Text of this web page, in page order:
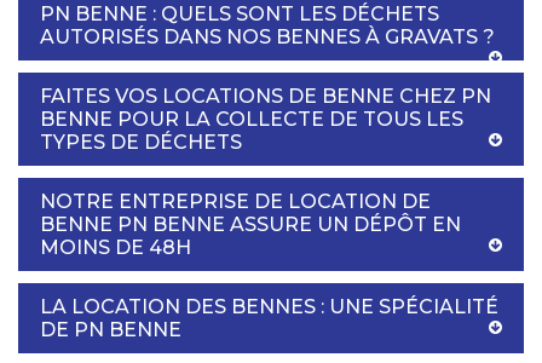
PN BENNE : QUELS SONT LES DÉCHETS
AUTORISÉS DANS NOS BENNES À GRAVATS ?
FAITES VOS LOCATIONS DE BENNE CHEZ PN
BENNE POUR LA COLLECTE DE TOUS LES
TYPES DE DÉCHETS
NOTRE ENTREPRISE DE LOCATION DE
BENNE PN BENNE ASSURE UN DÉPÔT EN
MOINS DE 48H
LA LOCATION DES BENNES : UNE SPÉCIALITÉ
DE PN BENNE